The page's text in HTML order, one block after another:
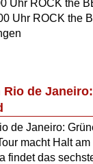
Uhr ROCK the
Uhr ROCK the
Rio de
de Janeiro:
macht Halt
findet das